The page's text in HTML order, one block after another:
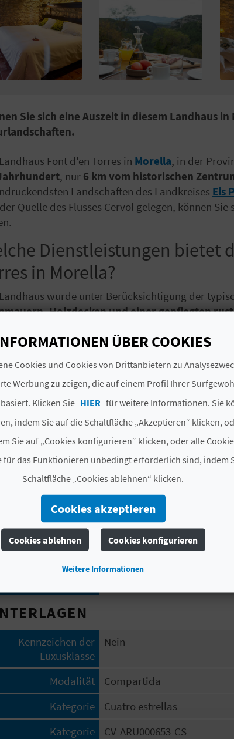
Sie sich eine Auszeit in diesem Landhaus
Font d'en Torres in Morella, in der
, nur 6 km vom historischen
Landschaften des Landkreises Els
Quelle des Flusses Cervol gelegen, können
Dienstleistungen bietet
in Morella?
wurde unter Berücksichtigung der
Holzdecken und einer gepflegten
Font d'en Torres gehören einladende
sind. Ausgestattet mit Kamin, kompletter
Badewanne für zwei Personenmit
die Umgebung rund um diese Unterkunft lädt
Umwelt- und Kulturführungensowie
auf Vorbestellung angeboten.
Font d'en Torres ist ein Landhausnur
Landschaften und einem authentischen
sind Sie hier genau richtig. Gönnen Sie sich
UND PLÄTZE
Gesamtzahl der
4
Kennzeichen der
Luxusklasse
Nein
Modalität
Compartida
Kategorie
Cuatro estrellas
Kategorie
CV-ARU000653-CS
ÜBER COOKIES
Cookies und Cookies von Drittanbietern zu
Werbung zu zeigen, die auf einem Profil Ihrer
Klicken Sie HIER für weitere Informationen. Sie
indem Sie auf die Schaltfläche „Akzeptieren“ klicken,
Sie auf „Cookies konfigurieren“ klicken, oder alle
für das Funktionieren unbedingt erforderlich sind, indem
Schaltfläche „Cookies ablehnen“ klicken.
Cookies akzeptieren
Cookies ablehnen Cookies konfigurieren
Weitere Informationen